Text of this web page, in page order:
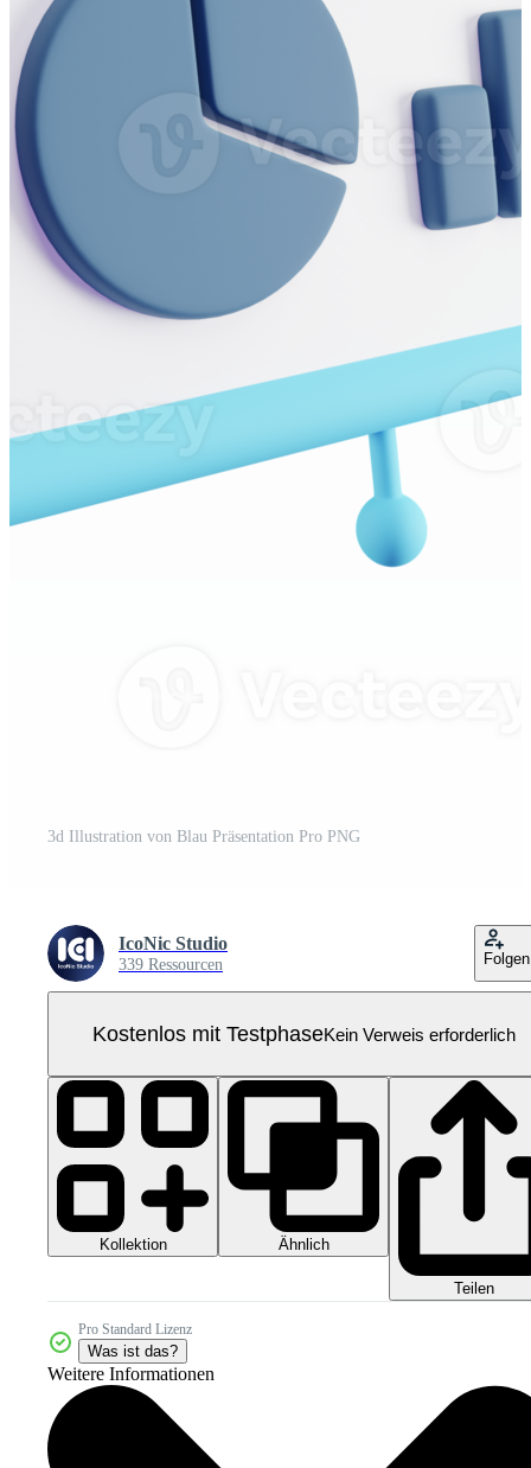
3d Illustration von Blau Präsentation Pro PNG
IcoNic Studio
339 Ressourcen Folgen
Kostenlos mit TestphaseKein Verweis erforderlich
Kollektion Ähnlich
Teilen
Pro Standard Lizenz
Was ist das?
Weitere Informationen